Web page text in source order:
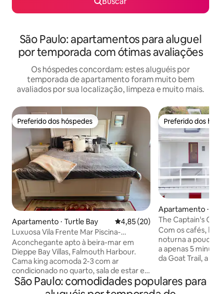
São Paulo: apartamentos para aluguel
por temporada com ótimas avaliações
Os hóspedes concordam: estes aluguéis por
temporada de apartamento foram muito bem
avaliados por sua localização, limpeza e muito mais.
Preferido dos hóspedes
Preferido dos hóspedes
Apartamento ⋅ Turtle Bay 4,85 de uma avaliação média
4,85 (20)
Luxuosa Vila Frente Mar Piscina-
Academia-AC Dorme 5!
Aconchegante apto à beira-mar em
Dieppe Bay Villas, Falmouth Harbour.
Cama king acomoda 2-3 com ar
condicionado no quarto, sala de estar e
cozinha. Sofá-cama confortável para 2
pessoas. Cozinha completa: máquinas
Preferido dos
Preferido dos
Apartamento ⋅
ur
The Captain's
Falmouth Harbour
Com os cafés,
noturna a poucos
a apenas 5
da Goat Trail, a
exclusivamente
equipamentos e
São Paulo: comodidades populares para